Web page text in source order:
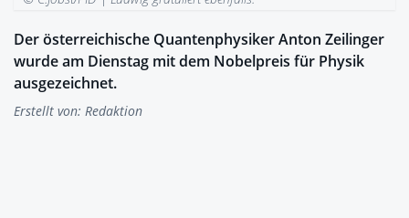
Der österreichische Quantenphysiker Anton Zeilinger
wurde am Dienstag mit dem Nobelpreis für Physik
ausgezeichnet.
Erstellt von: Redaktion